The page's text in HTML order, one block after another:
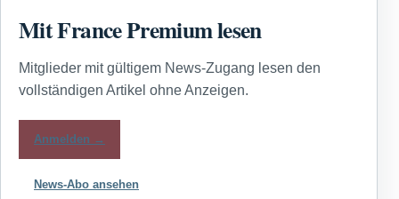
Mit France Premium lesen
Mitglieder mit gültigem News-Zugang lesen den
vollständigen Artikel ohne Anzeigen.
Anmelden →
News-Abo ansehen